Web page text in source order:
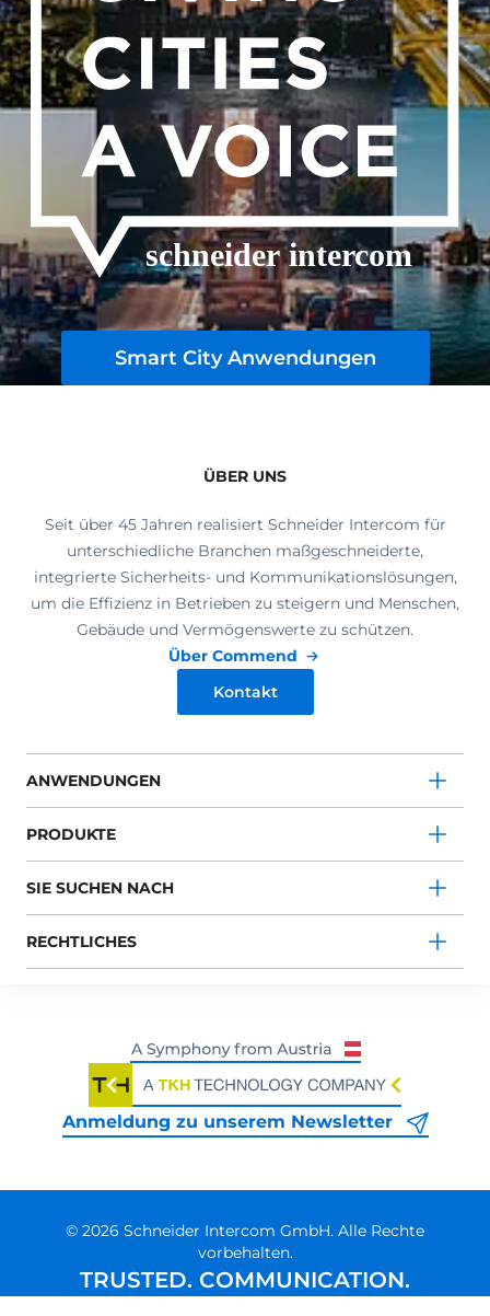
Smart City Anwendungen
ÜBER UNS
Seit über 45 Jahren realisiert Schneider Intercom für
unterschiedliche Branchen maßgeschneiderte,
integrierte Sicherheits- und Kommunikationslösungen,
um die Effizienz in Betrieben zu steigern und Menschen,
Gebäude und Vermögenswerte zu schützen.
Über Commend
Kontakt
ANWENDUNGEN
PRODUKTE
SIE SUCHEN NACH
RECHTLICHES
Anmeldung zu unserem Newsletter
© 2026 Schneider Intercom GmbH. Alle Rechte
vorbehalten.
TRUSTED. COMMUNICATION.